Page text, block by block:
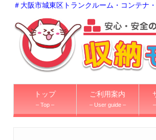
＃大阪市城東区トランクルーム・コンテナ
トップ
– Top –
ご利用案内
– User guide –